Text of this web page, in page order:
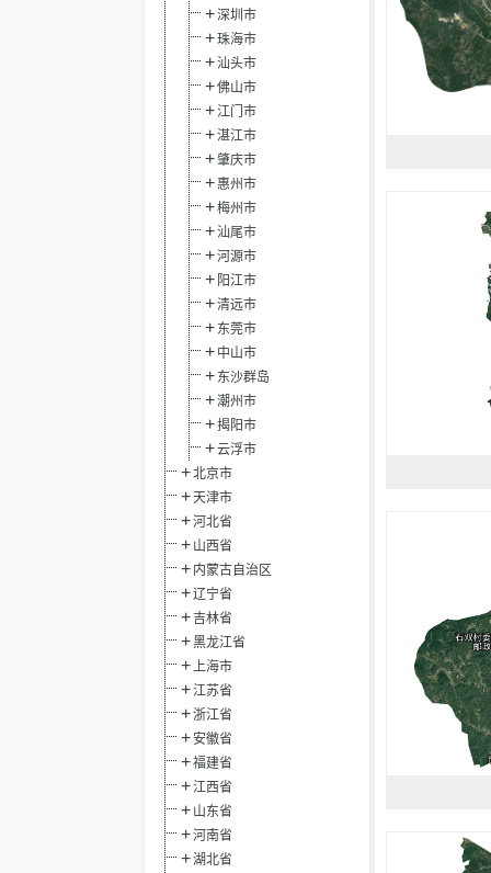
深圳市
珠海市
汕头市
佛山市
江门市
湛江市
肇庆市
惠州市
梅州市
汕尾市
河源市
阳江市
清远市
东莞市
中山市
东沙群岛
潮州市
揭阳市
云浮市
北京市
天津市
河北省
山西省
内蒙古自治区
辽宁省
吉林省
黑龙江省
上海市
江苏省
浙江省
安徽省
福建省
江西省
山东省
河南省
湖北省